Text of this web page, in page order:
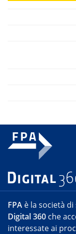
FPA è la società
Digital 360 che
interessate ai